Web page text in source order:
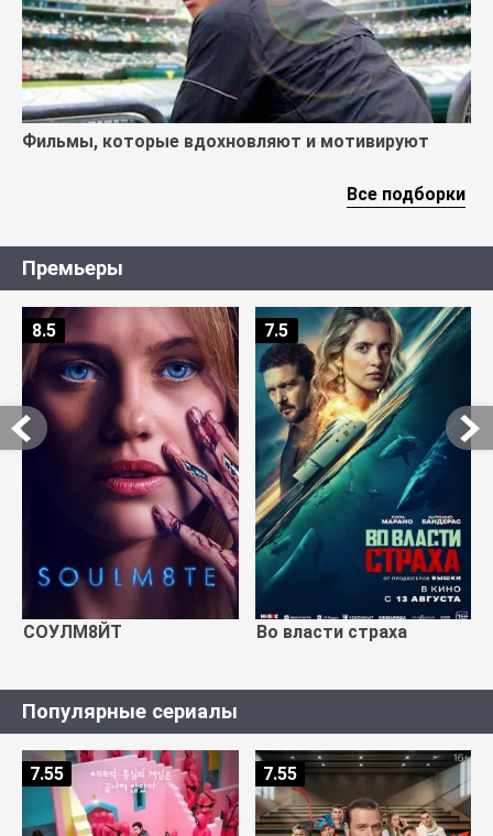
Фильмы, которые вдохновляют и мотивируют
Все подборки
Премьеры
СОУЛМ8ЙТ
8.5
Во власти страха
7.5
Популярные сериалы
7.55 7.55